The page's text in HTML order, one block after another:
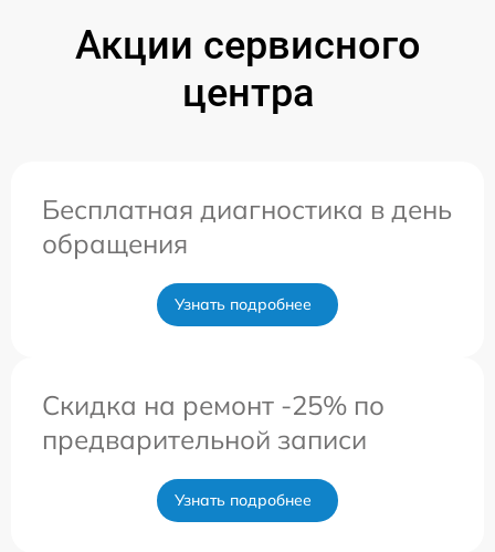
Акции сервисного
центра
Бесплатная диагностика в день
обращения
Узнать подробнее
Скидка на ремонт -25% по
предварительной записи
Узнать подробнее